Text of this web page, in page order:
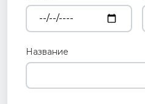
Название